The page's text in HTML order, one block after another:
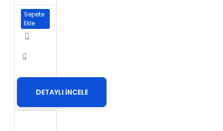
Sepete
Ekle
DETAYLI İNCELE